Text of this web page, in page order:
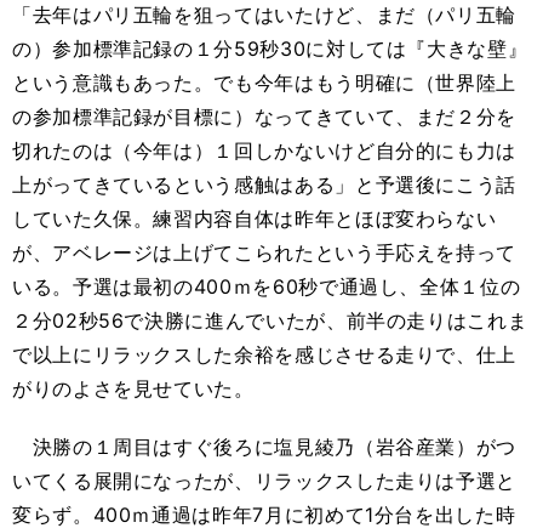
「去年はパリ五輪を狙ってはいたけど、まだ（パリ五輪
の）参加標準記録の１分59秒30に対しては『大きな壁』
という意識もあった。でも今年はもう明確に（世界陸上
の参加標準記録が目標に）なってきていて、まだ２分を
切れたのは（今年は）１回しかないけど自分的にも力は
上がってきているという感触はある」と予選後にこう話
していた久保。練習内容自体は昨年とほぼ変わらない
が、アベレージは上げてこられたという手応えを持って
いる。予選は最初の400ｍを60秒で通過し、全体１位の
２分02秒56で決勝に進んでいたが、前半の走りはこれま
で以上にリラックスした余裕を感じさせる走りで、仕上
がりのよさを見せていた。
決勝の１周目はすぐ後ろに塩見綾乃（岩谷産業）がつ
いてくる展開になったが、リラックスした走りは予選と
変らず。400ｍ通過は昨年7月に初めて1分台を出した時